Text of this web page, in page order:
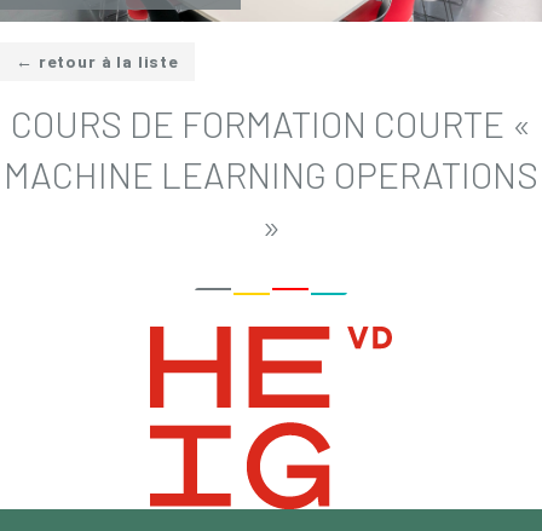
← retour à la liste
COURS DE FORMATION COURTE «
MACHINE LEARNING OPERATIONS
»